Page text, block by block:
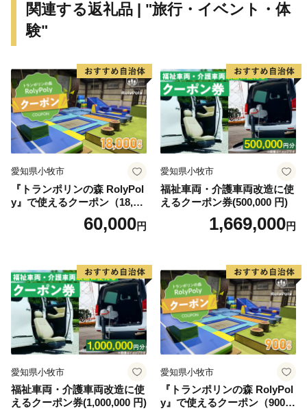
関連する返礼品 | "旅行・イベント・体
験"
愛知県小牧市
『トランポリンの森 RolyPol
y』で使えるクーポン（18,00
60,000円
愛知県小牧市
福祉車両・介護車両改造に使
えるクーポン券(500,000 円)
1,669,000円
愛知県小牧市
福祉車両・介護車両改造に使
えるクーポン券(1,000,000 円)
愛知県小牧市
『トランポリンの森 RolyPol
y』で使えるクーポン（900